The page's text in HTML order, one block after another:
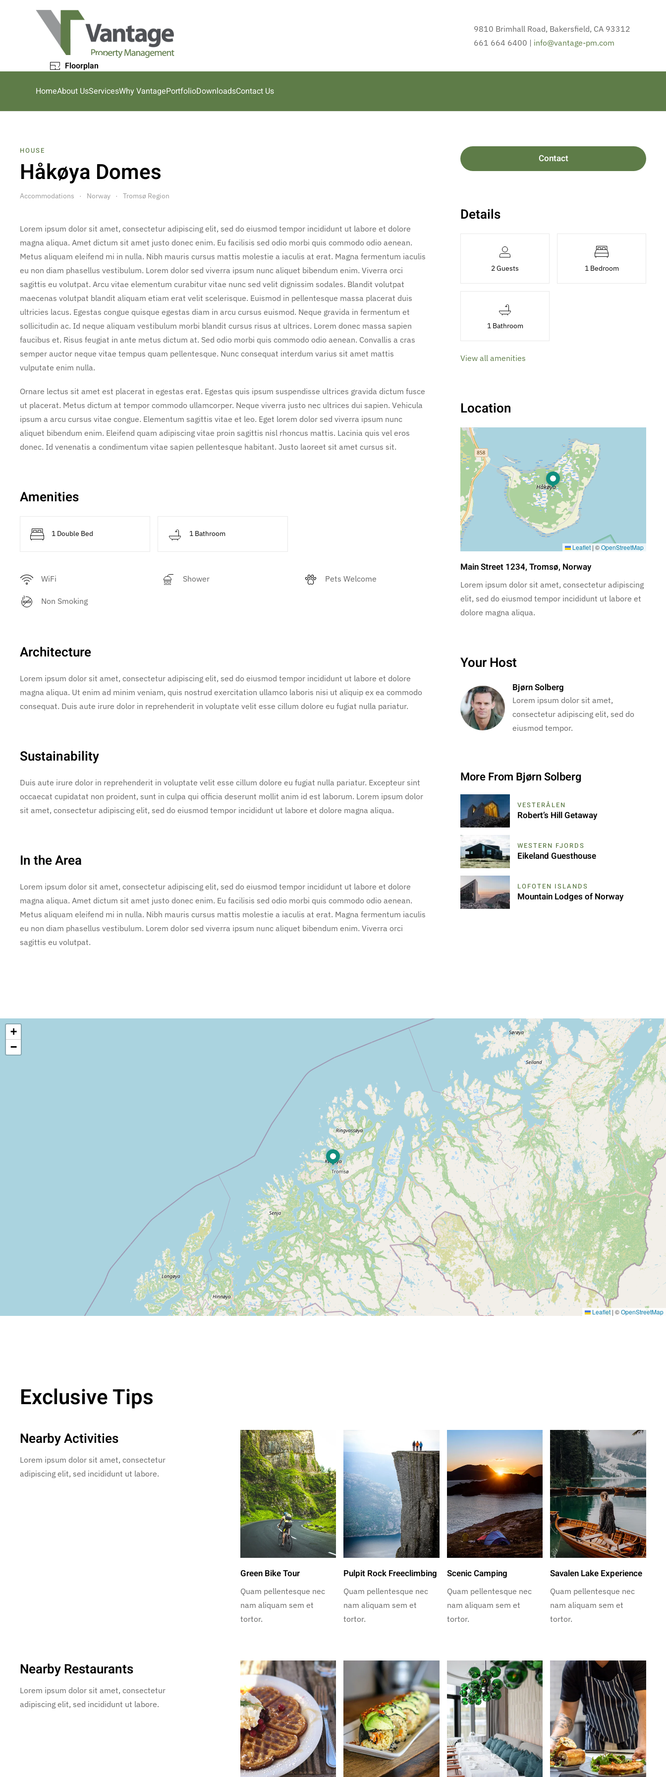
Skip to main content
9810 Brimhall Road, Bakersfield, CA 93312
661 664 6400 | info@vantage-pm.com
HomeAbout UsServicesWhy VantagePortfolioDownloadsContact Us
Floorplan
HOUSE
Håkøya Domes
Accommodations Norway Tromsø Region
Lorem ipsum dolor sit amet, consectetur adipiscing elit, sed do eiusmod tempor incididunt ut labore et dolore
magna aliqua. Amet dictum sit amet justo donec enim. Eu facilisis sed odio morbi quis commodo odio aenean.
Metus aliquam eleifend mi in nulla. Nibh mauris cursus mattis molestie a iaculis at erat. Magna fermentum iaculis
eu non diam phasellus vestibulum. Lorem dolor sed viverra ipsum nunc aliquet bibendum enim. Viverra orci
sagittis eu volutpat. Arcu vitae elementum curabitur vitae nunc sed velit dignissim sodales. Blandit volutpat
maecenas volutpat blandit aliquam etiam erat velit scelerisque. Euismod in pellentesque massa placerat duis
ultricies lacus. Egestas congue quisque egestas diam in arcu cursus euismod. Neque gravida in fermentum et
sollicitudin ac. Id neque aliquam vestibulum morbi blandit cursus risus at ultrices. Lorem donec massa sapien
faucibus et. Risus feugiat in ante metus dictum at. Sed odio morbi quis commodo odio aenean. Convallis a cras
semper auctor neque vitae tempus quam pellentesque. Nunc consequat interdum varius sit amet mattis
vulputate enim nulla.
Ornare lectus sit amet est placerat in egestas erat. Egestas quis ipsum suspendisse ultrices gravida dictum fusce
ut placerat. Metus dictum at tempor commodo ullamcorper. Neque viverra justo nec ultrices dui sapien. Vehicula
ipsum a arcu cursus vitae congue. Elementum sagittis vitae et leo. Eget lorem dolor sed viverra ipsum nunc
aliquet bibendum enim. Eleifend quam adipiscing vitae proin sagittis nisl rhoncus mattis. Lacinia quis vel eros
donec. Id venenatis a condimentum vitae sapien pellentesque habitant. Justo laoreet sit amet cursus sit.
Amenities
1 Double Bed 1 Bathroom
WiFi Shower Pets Welcome
Non Smoking
Architecture
Lorem ipsum dolor sit amet, consectetur adipiscing elit, sed do eiusmod tempor incididunt ut labore et dolore
magna aliqua. Ut enim ad minim veniam, quis nostrud exercitation ullamco laboris nisi ut aliquip ex ea commodo
consequat. Duis aute irure dolor in reprehenderit in voluptate velit esse cillum dolore eu fugiat nulla pariatur.
Sustainability
Duis aute irure dolor in reprehenderit in voluptate velit esse cillum dolore eu fugiat nulla pariatur. Excepteur sint
occaecat cupidatat non proident, sunt in culpa qui officia deserunt mollit anim id est laborum. Lorem ipsum dolor
sit amet, consectetur adipiscing elit, sed do eiusmod tempor incididunt ut labore et dolore magna aliqua.
In the Area
Lorem ipsum dolor sit amet, consectetur adipiscing elit, sed do eiusmod tempor incididunt ut labore et dolore
magna aliqua. Amet dictum sit amet justo donec enim. Eu facilisis sed odio morbi quis commodo odio aenean.
Metus aliquam eleifend mi in nulla. Nibh mauris cursus mattis molestie a iaculis at erat. Magna fermentum iaculis
eu non diam phasellus vestibulum. Lorem dolor sed viverra ipsum nunc aliquet bibendum enim. Viverra orci
sagittis eu volutpat.
Contact
Details
2 Guests 1 Bedroom
1 Bathroom
View all amenities
Location
Leaflet | ©OpenStreetMap
Main Street 1234, Tromsø, Norway
Lorem ipsum dolor sit amet, consectetur adipiscing
elit, sed do eiusmod tempor incididunt ut labore et
dolore magna aliqua.
Your Host
Bjørn Solberg
Lorem ipsum dolor sit amet,
consectetur adipiscing elit, sed do
eiusmod tempor.
More From Bjørn Solberg
VESTERÅLEN
Robert’s Hill Getaway
WESTERN FJORDS
Eikeland Guesthouse
LOFOTEN ISLANDS
Mountain Lodges of Norway
+
−
Leaflet | ©OpenStreetMap
Exclusive Tips
Nearby Activities
Lorem ipsum dolor sit amet, consectetur
adipiscing elit, sed incididunt ut labore.
Green Bike Tour
Quam pellentesque nec
nam aliquam sem et
tortor.
Pulpit Rock Freeclimbing
Quam pellentesque nec
nam aliquam sem et
tortor.
Scenic Camping
Quam pellentesque nec
nam aliquam sem et
tortor.
Savalen Lake Experience
Quam pellentesque nec
nam aliquam sem et
tortor.
Nearby Restaurants
Lorem ipsum dolor sit amet, consectetur
adipiscing elit, sed incididunt ut labore.